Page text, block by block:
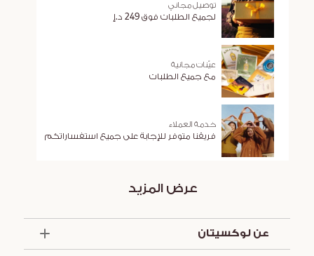
توصيل مجاني
لجميع الطلبات فوق 249 د.إ
عيّنات مجانية
مع جميع الطلبات
خدمة العملاء
فريقنا متوفر للإجابة على جميع استفساراتكم
عرض المزيد
عن لوكسيتان